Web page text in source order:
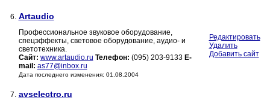
6. Artaudio
Профессиональное звуковое оборудование,
спецэффекты, световое оборудование, аудио- и
светотехника.
Сайт: www.artaudio.ru Телефон: (095) 203-9133 E-
mail: as77@inbox.ru
Дата последнего изменения: 01.08.2004
Редактировать
Удалить
Добавить сайт
7. avselectro.ru